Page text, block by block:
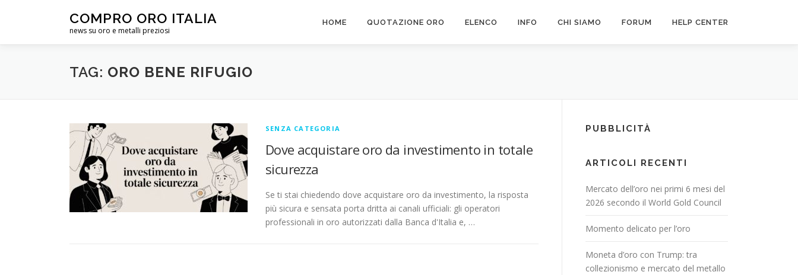
COMPRO ORO ITALIA
news su oro e metalli preziosi
HOME QUOTAZIONE ORO ELENCO INFO CHI SIAMO FORUM HELP CENTER
TAG: ORO BENE RIFUGIO
SENZA CATEGORIA
Dove acquistare oro da investimento in totale
sicurezza
Se ti stai chiedendo dove acquistare oro da investimento, la risposta
più sicura e sensata porta dritta ai canali ufficiali: gli operatori
professionali in oro autorizzati dalla Banca d'Italia e, …
PUBBLICITÀ
ARTICOLI RECENTI
Mercato dell’oro nei primi 6 mesi del
2026 secondo il World Gold Council
Momento delicato per l’oro
Moneta d’oro con Trump: tra
collezionismo e mercato del metallo